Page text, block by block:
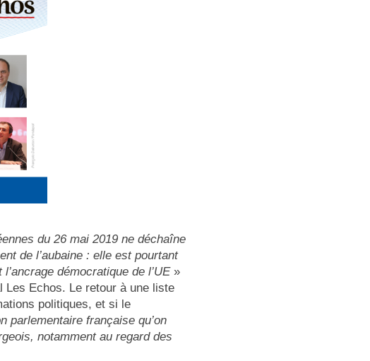
du 26 mai 2019 ne déchaîne
de l’aubaine : elle est pourtant
démocratique de l’UE»
Les Echos. Le retour à une liste
politiques, et si le
parlementaire française qu’on
notamment au regard des